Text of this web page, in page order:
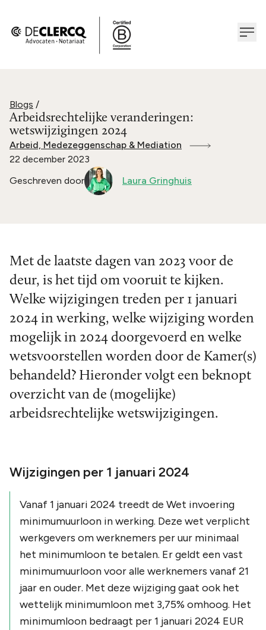
Blogs /
Arbeidsrechtelijke veranderingen:
wetswijzigingen 2024
Arbeid, Medezeggenschap & Mediation
22 december 2023
Geschreven door
Laura Gringhuis
Met de laatste dagen van 2023 voor de
deur, is het tijd om vooruit te kijken.
Welke wijzigingen treden per 1 januari
2024 in werking, welke wijziging worden
mogelijk in 2024 doorgevoerd en welke
wetsvoorstellen worden door de Kamer(s)
behandeld? Hieronder volgt een beknopt
overzicht van de (mogelijke)
arbeidsrechtelijke wetswijzigingen.
Wijzigingen per 1 januari 2024
Vanaf 1 januari 2024 treedt de Wet invoering
minimumuurloon in werking. Deze wet verplicht
werkgevers om werknemers per uur minimaal
het minimumloon te betalen. Er geldt een vast
minimumuurloon voor alle werknemers vanaf 21
jaar en ouder. Met deze wijziging gaat ook het
wettelijk minimumloon met 3,75% omhoog. Het
minimumloon bedraagt per 1 januari 2024 EUR